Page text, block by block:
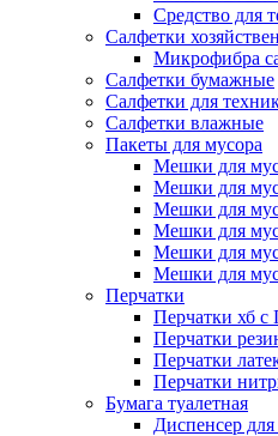
Средство для
Салфетки
Микрофибра
Салфетки бумажные
Салфетки для
Салфетки влажные
Пакеты для мусора
Мешки для
Мешки для
Мешки для
Мешки для
Мешки для
Мешки для
Перчатки
Перчатки хб
Перчатки
Перчатки
Перчатки
Бумага туалетная
Диспенсер